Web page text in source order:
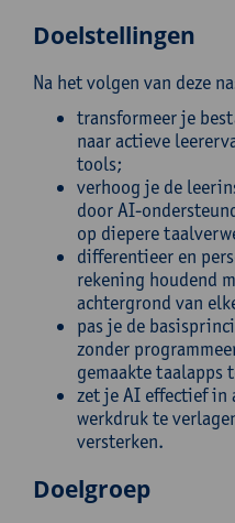
Doelstellingen
Na het volgen van deze
transformeer je
naar actieve
tools;
verhoog je de
door AI-
op diepere
differentieer en
rekening houdend
achtergrond van
pas je de
zonder
gemaakte taalapps
zet je AI effectief in
werkdruk te
versterken.
Doelgroep